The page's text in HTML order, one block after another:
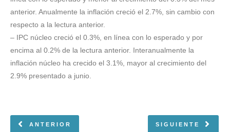
anterior. Anualmente la inflación creció el 2.7%, sin cambio con
respecto a la lectura anterior.
– IPC núcleo creció el 0.3%, en línea con lo esperado y por
encima al 0.2% de la lectura anterior. Interanualmente la
inflación núcleo ha crecido el 3.1%, mayor al crecimiento del
2.9% presentado a junio.
ANTERIOR SIGUIENTE